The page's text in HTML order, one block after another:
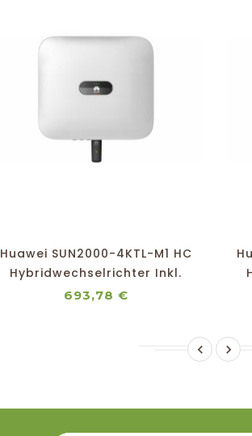
Huawei SUN2000-4KTL-M1 HC
Hybridwechselrichter Inkl.
Dongle
693,78 €Preis
 